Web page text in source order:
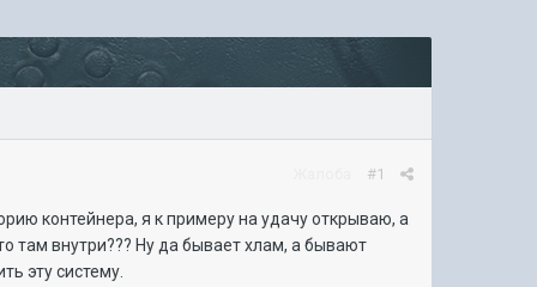
#1
контейнера, я к примеру на удачу открываю, а
там внутри??? Ну да бывает хлам, а бывают
эту систему.